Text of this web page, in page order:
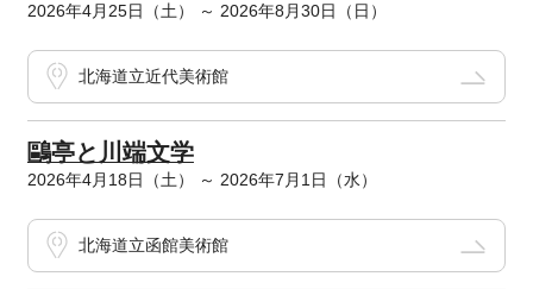
2026年4月25日（土） ～ 2026年8月30日（日）
北海道立近代美術館
鷗亭と川端文学
2026年4月18日（土） ～ 2026年7月1日（水）
北海道立函館美術館